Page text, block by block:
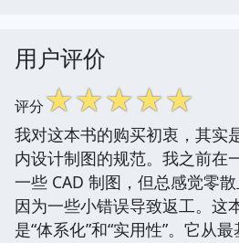
用户评价
评分☆☆☆☆☆
我对这本书的购买初衷，其实
内设计制图的规范。我之前在
一些 CAD 制图，但总感觉零
因为一些小错误导致返工。这
是“体系化”和“实用性”。它从